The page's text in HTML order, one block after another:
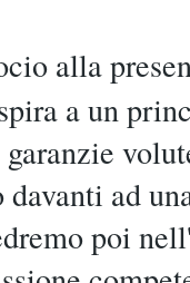
alla
a un
davanti ad
poi